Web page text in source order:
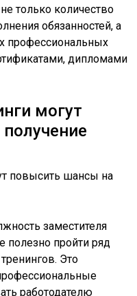
только количество
обязанностей, а
профессиональных
дипломами
могут
заместителя
полезно пройти ряд
Это
работодателю